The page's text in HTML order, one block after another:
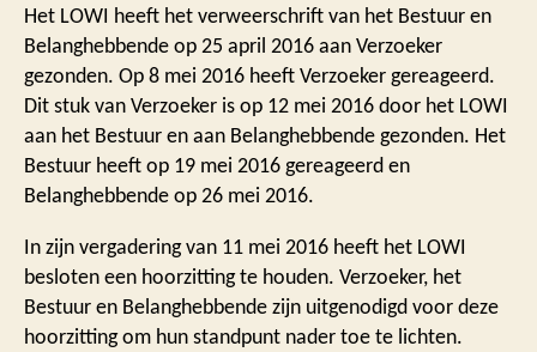
Het LOWI heeft het verweerschrift van het Bestuur en
Belanghebbende op 25 april 2016 aan Verzoeker
gezonden. Op 8 mei 2016 heeft Verzoeker gereageerd.
Dit stuk van Verzoeker is op 12 mei 2016 door het LOWI
aan het Bestuur en aan Belanghebbende gezonden. Het
Bestuur heeft op 19 mei 2016 gereageerd en
Belanghebbende op 26 mei 2016.
In zijn vergadering van 11 mei 2016 heeft het LOWI
besloten een hoorzitting te houden. Verzoeker, het
Bestuur en Belanghebbende zijn uitgenodigd voor deze
hoorzitting om hun standpunt nader toe te lichten.